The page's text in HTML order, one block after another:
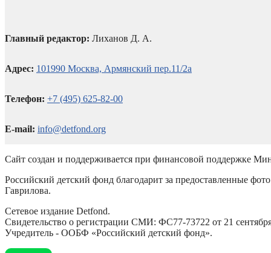
Главный редактор: Лиханов Д. А.
Адрес: 101990 Москва, Армянский пер.11/2а
Телефон: +7 (495) 625-82-00
E-mail: info@detfond.org
Сайт создан и поддерживается при финансовой поддержке
Российский детский фонд благодарит за предоставленные
Гаврилова.
Сетевое издание Detfond.
Свидетельство о регистрации СМИ: ФС77-73722 от 21
Учредитель - ООБФ «Российский детский фонд».